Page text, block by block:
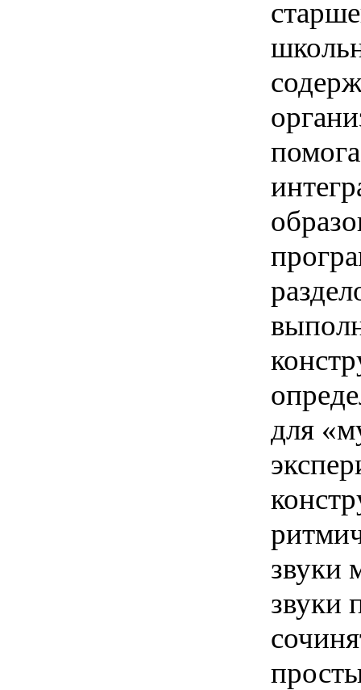
для
звуки
звуки